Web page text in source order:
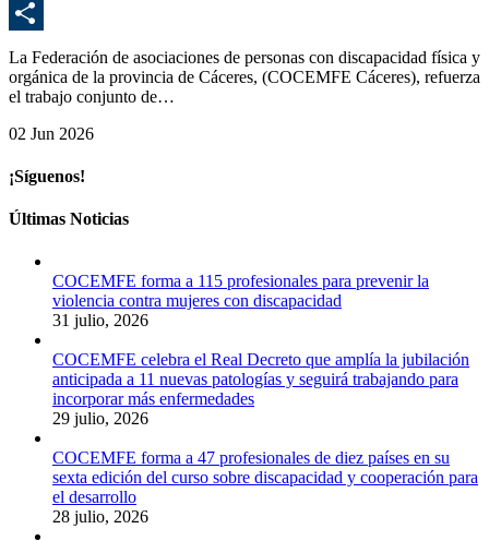
La Federación de asociaciones de personas con discapacidad física y
orgánica de la provincia de Cáceres, (COCEMFE Cáceres), refuerza
el trabajo conjunto de…
02 Jun 2026
¡Síguenos!
Últimas Noticias
COCEMFE forma a 115 profesionales para prevenir la
violencia contra mujeres con discapacidad
31 julio, 2026
COCEMFE celebra el Real Decreto que amplía la jubilación
anticipada a 11 nuevas patologías y seguirá trabajando para
incorporar más enfermedades
29 julio, 2026
COCEMFE forma a 47 profesionales de diez países en su
sexta edición del curso sobre discapacidad y cooperación para
el desarrollo
28 julio, 2026